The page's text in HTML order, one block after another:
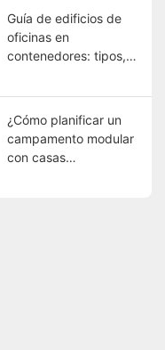
para un despliegue
rápido.
Guía de edificios de
oficinas en
contenedores: tipos,
¿Cómo planificar un
campamento modular
con casas